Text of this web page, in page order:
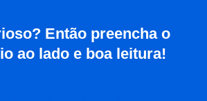
Então preencha o
ao lado e boa leitura!